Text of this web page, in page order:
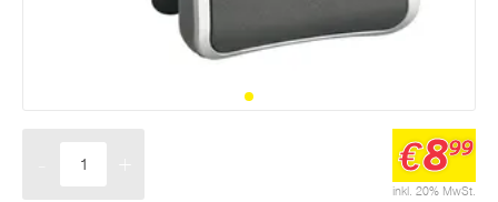
inkl. 20% MwSt.
€899